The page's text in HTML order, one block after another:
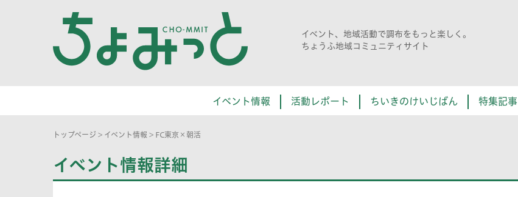
イベント、地域活動で調布をもっと楽しく。
ちょうふ地域コミュニティサイト
イベント情報 活動レポート ちいきのけいじばん 特集記事
トップページ > イベント情報 > FC東京×朝活
イベント情報詳細